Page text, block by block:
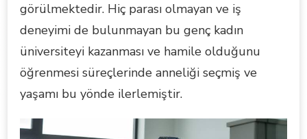
görülmektedir. Hiç parası olmayan ve iş
deneyimi de bulunmayan bu genç kadın
üniversiteyi kazanması ve hamile olduğunu
öğrenmesi süreçlerinde anneliği seçmiş ve
yaşamı bu yönde ilerlemiştir.